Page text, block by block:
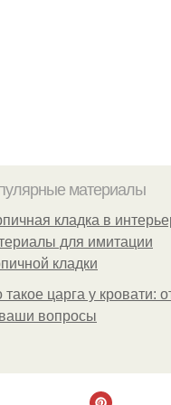
материалы
кладка в
для имитации
кладки
такое царга у кровати:
вопросы